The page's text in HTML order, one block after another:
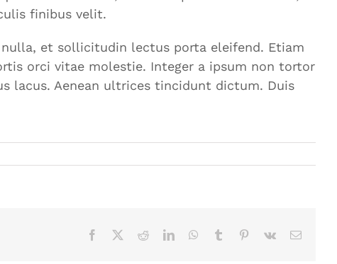
finibus velit.
et sollicitudin lectus porta eleifend. Etiam
orci vitae molestie. Integer a ipsum non tortor
lacus. Aenean ultrices tincidunt dictum. Duis
Facebook RedditLinkedInWhatsApp
Tumblr Pinterest
Vk
Correo